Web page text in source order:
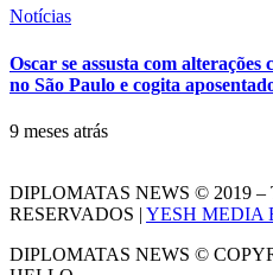
Notícias
Oscar se assusta com alterações
no São Paulo e cogita
9 meses atrás
DIPLOMATAS NEWS © 2019 –
RESERVADOS | YESH MEDIA
DIPLOMATAS NEWS ©